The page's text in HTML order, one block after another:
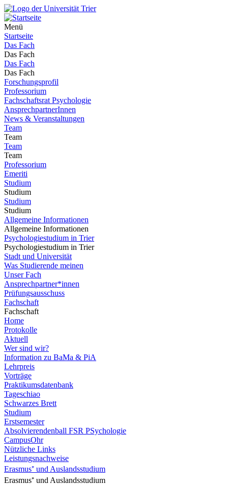
Menü
Startseite
Das Fach
Das Fach
Das Fach
Das Fach
Forschungsprofil
Professorium
Fachschaftsrat Psychologie
AnsprechpartnerInnen
News & Veranstaltungen
Team
Team
Team
Team
Professorium
Emeriti
Studium
Studium
Studium
Studium
Allgemeine Informationen
Allgemeine Informationen
Psychologiestudium in Trier
Psychologiestudium in Trier
Stadt und Universität
Was Studierende meinen
Unser Fach
Ansprechpartner*innen
Prüfungsausschuss
Fachschaft
Fachschaft
Home
Protokolle
Aktuell
Wer sind wir?
Information zu BaMa & PiA
Lehrpreis
Vorträge
Praktikumsdatenbank
Tageschiao
Schwarzes Brett
Studium
Erstsemester
Absolvierendenball FSR PSychologie
CampusOhr
Nützliche Links
Leistungsnachweise
Erasmus⁺ und Auslandsstudium
Erasmus⁺ und Auslandsstudium